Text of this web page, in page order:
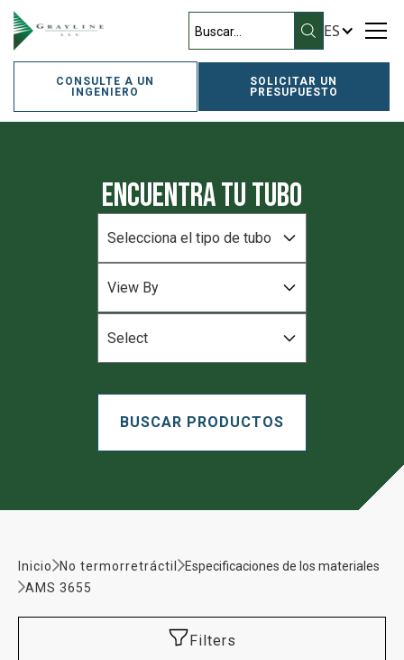
ES
CONSULTE A UN
INGENIERO
SOLICITAR UN
PRESUPUESTO
Encuentra tu tubo
Inicio No termorretráctil
Especificaciones de los materiales
AMS 3655
Filters